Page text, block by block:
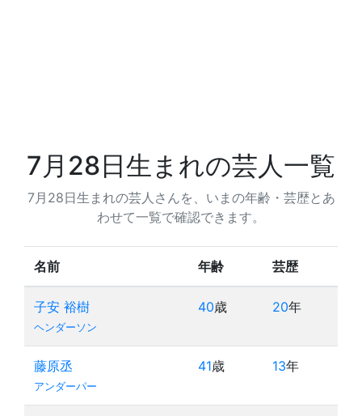
7月28日生まれの芸人一覧
7月28日生まれの芸人さんを、いまの年齢・芸歴とあ
わせて一覧で確認できます。
名前 年齢 芸歴
子安 裕樹
ヘンダーソン
40歳 20年
藤原丞
アンダーパー
41歳 13年